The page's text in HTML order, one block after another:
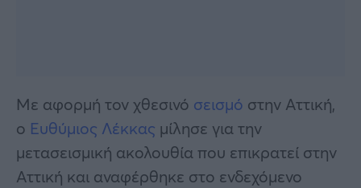
Με αφορμή τον χθεσινό σεισμό στην Αττική,
ο Ευθύμιος Λέκκας μίλησε για την
μετασεισμική ακολουθία που επικρατεί στην
Αττική και αναφέρθηκε στο ενδεχόμενο